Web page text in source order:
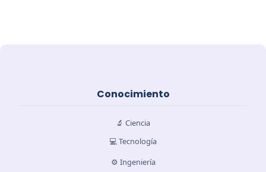
Conocimiento
🔬 Ciencia
💻 Tecnología
⚙️ Ingeniería